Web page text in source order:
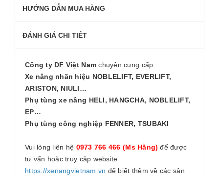
HƯỚNG DẪN MUA HÀNG
ĐÁNH GIÁ CHI TIẾT
Công ty DF Việt Nam chuyên cung cấp:
Xe nâng nhãn hiệu NOBLELIFT, EVERLIFT,
ARISTON, NIULI…
Phụ tùng xe nâng HELI, HANGCHA, NOBLELIFT,
EP…
Phụ tùng công nghiệp FENNER, TSUBAKI
Vui lòng liên hệ 0973 766 466 (Ms Hằng) để được
tư vấn hoặc truy cập website
https://xenangvietnam.vn để biết thêm về các sản